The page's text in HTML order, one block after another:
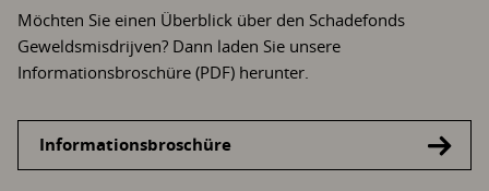
Möchten Sie einen Überblick über den Schadefonds
Geweldsmisdrijven? Dann laden Sie unsere
Informationsbroschüre (PDF) herunter.
Informationsbroschüre